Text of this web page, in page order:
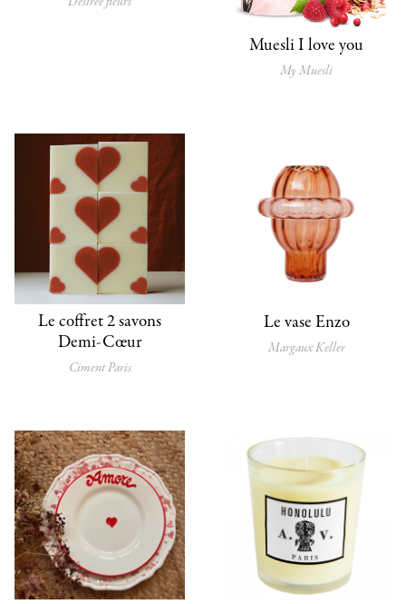
Muesli I love you
My Muesli
Le coffret 2 savons
Demi-Cœur
Ciment Paris
Le vase Enzo
Margaux Keller